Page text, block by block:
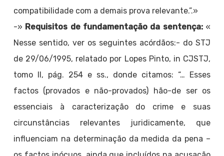
compatibilidade com a demais prova relevante.”.»
-» Requisitos de fundamentação da sentença:«
Nesse sentido, ver os seguintes acórdãos:- do STJ
de 29/06/1995, relatado por Lopes Pinto, in CJSTJ,
tomo II, pág. 254 e ss., donde citamos: “… Esses
factos (provados e não-provados) hão-de ser os
essenciais à caracterização do crime e suas
circunstâncias relevantes juridicamente, que
influenciam na determinação da medida da pena –